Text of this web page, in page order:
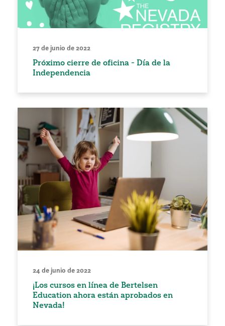
27 de junio de 2022
Próximo cierre de oficina - Día de la
Independencia
24 de junio de 2022
¡Los cursos en línea de Bertelsen
Education ahora están aprobados en
Nevada!